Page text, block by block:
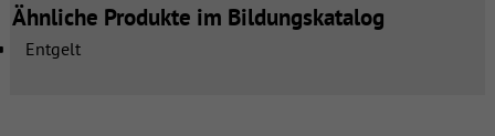
Ähnliche Produkte im Bildungskatalog
Entgelt